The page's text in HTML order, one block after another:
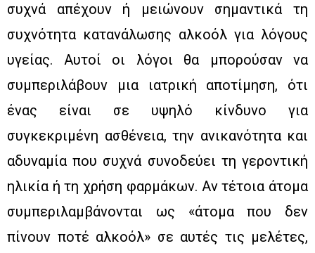
συχνά απέχουν ή μειώνουν σημαντικά τη
συχνότητα κατανάλωσης αλκοόλ για λόγους
υγείας. Αυτοί οι λόγοι θα μπορούσαν να
συμπεριλάβουν μια ιατρική αποτίμηση, ότι
ένας είναι σε υψηλό κίνδυνο για
συγκεκριμένη ασθένεια, την ανικανότητα και
αδυναμία που συχνά συνοδεύει τη γεροντική
ηλικία ή τη χρήση φαρμάκων. Αν τέτοια άτομα
συμπεριλαμβάνονται ως «άτομα που δεν
πίνουν ποτέ αλκοόλ» σε αυτές τις μελέτες,